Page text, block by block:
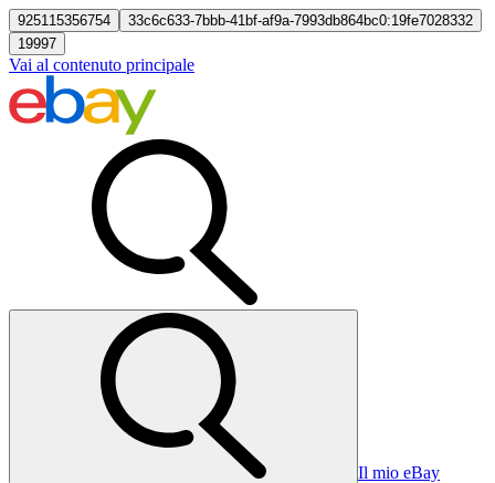
925115356754
33c6c633-7bbb-41bf-af9a-7993db864bc0:19fe7028332
19997
Vai al contenuto principale
Il mio eBay